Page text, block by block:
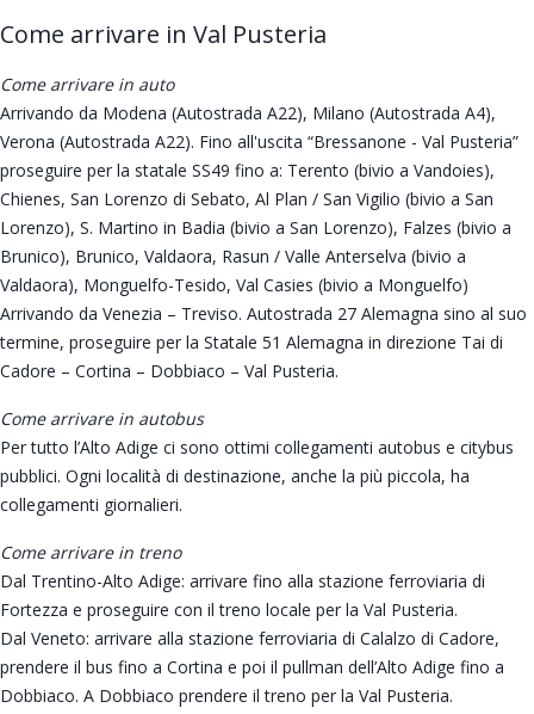
Come arrivare in Val Pusteria
Come arrivare in auto
Arrivando da Modena (Autostrada A22), Milano (Autostrada A4),
Verona (Autostrada A22). Fino all'uscita “Bressanone - Val Pusteria”
proseguire per la statale SS49 fino a: Terento (bivio a Vandoies),
Chienes, San Lorenzo di Sebato, Al Plan / San Vigilio (bivio a San
Lorenzo), S. Martino in Badia (bivio a San Lorenzo), Falzes (bivio a
Brunico), Brunico, Valdaora, Rasun / Valle Anterselva (bivio a
Valdaora), Monguelfo-Tesido, Val Casies (bivio a Monguelfo)
Arrivando da Venezia – Treviso. Autostrada 27 Alemagna sino al suo
termine, proseguire per la Statale 51 Alemagna in direzione Tai di
Cadore – Cortina – Dobbiaco – Val Pusteria.
Come arrivare in autobus
Per tutto l’Alto Adige ci sono ottimi collegamenti autobus e citybus
pubblici. Ogni località di destinazione, anche la più piccola, ha
collegamenti giornalieri.
Come arrivare in treno
Dal Trentino-Alto Adige: arrivare fino alla stazione ferroviaria di
Fortezza e proseguire con il treno locale per la Val Pusteria.
Dal Veneto: arrivare alla stazione ferroviaria di Calalzo di Cadore,
prendere il bus fino a Cortina e poi il pullman dell’Alto Adige fino a
Dobbiaco. A Dobbiaco prendere il treno per la Val Pusteria.